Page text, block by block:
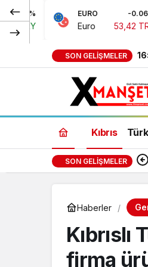
EURO -0.06%
Euro 53,42 TRY
SON GELIŞMELER
Kıbrıs
SON GELIŞMELER
Haberler
firma